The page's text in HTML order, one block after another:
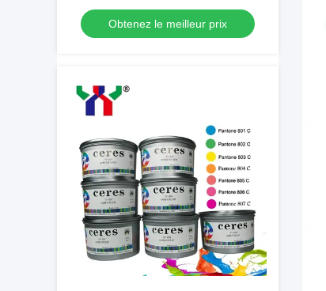
YY02/YY03/YY09 avec une durée de
validité de 2 ans
Obtenez le meilleur prix